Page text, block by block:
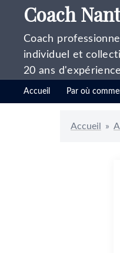
contenu
Coach
Coach
individuel et
20 ans d'expérience
Accueil Par où
Accueil »